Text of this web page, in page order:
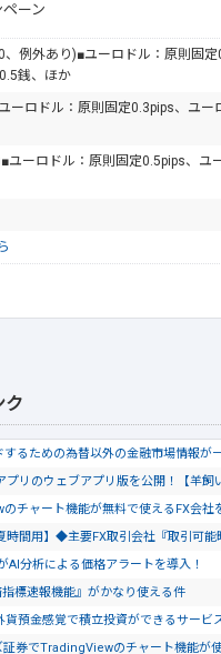
ーン
例外あり)■ユーロドル：原則固
銭、ほか
ーロドル：原則固定0.3pips、ユ
ユーロドル：原則固定0.5pips、ユ
ク
するための為替以外の金融市場情報が
プリのウェブアプリ版を公開！【羊飼
チャート機能が無料で使えるFX会社
時間用】◆主要FX取引会社『取引可
AI分析による価格アラートを導入！
標速報機能』がかなり使える件
貨預金感覚で積立投資ができるサービ
証券でTradingViewのチャート機能が